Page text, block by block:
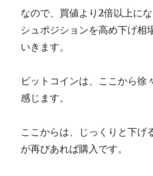
なので、買値より2倍以上に
シュポジションを高め下げ相
いきます。
ビットコインは、ここから徐
感じます。
ここからは、じっくりと下げ
が再びあれば購入です。